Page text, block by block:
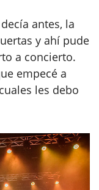
antes, la
y ahí pude
a concierto.
empecé a
les debo